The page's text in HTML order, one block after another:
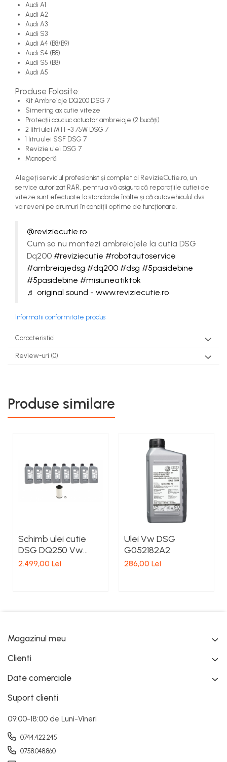
Audi A1
Audi A2
Audi A3
Audi S3
Audi A4 (B8/B9)
Audi S4 (B8)
Audi S5 (B8)
Audi A5
Produse Folosite:
Kit Ambreiaje DQ200 DSG 7
Simering ax cutie viteze
Protecții cauciuc actuator ambreiaje (2 bucăți)
2 litri ulei MTF-3 75W DSG 7
1 litru ulei SSF DSG 7
Revizie ulei DSG 7
Manoperă
Alegeți serviciul profesionist și complet al RevizieCutie.ro, un
service autorizat RAR, pentru a vă asigura că reparațiile cutiei de
viteze sunt efectuate la standarde înalte și că autovehiculul dvs.
va reveni pe drumuri în condiții optime de funcționare.
@reviziecutie.ro
Cum sa nu montezi ambreiajele la cutia DSG
Dq200 #reviziecutie #robotautoservice
#ambreiajedsg #dq200 #dsg #5pasidebine
#5pasidebine #misiuneatiktok
♬ original sound - www.reviziecutie.ro
Informatii conformitate produs
Caracteristici
Review-uri (0)
Produse similare
Schimb ulei cutie
DSG DQ250 Vw
OEM
2.499,00 Lei
Ulei Vw DSG
G052182A2
286,00 Lei
Magazinul meu
Clienti
Date comerciale
Suport clienti
09:00-18:00 de Luni-Vineri
0744.422.245
0758.048.860